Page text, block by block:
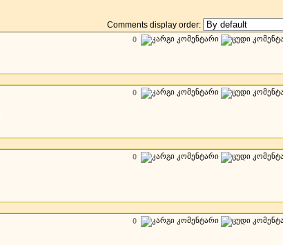
Comments display order:
0
0
0
0